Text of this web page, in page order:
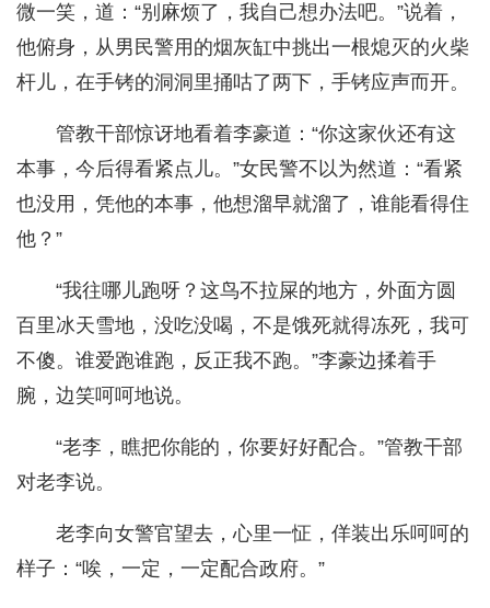
微一笑，道：“别麻烦了，我自己想办法吧。”说着，
他俯身，从男民警用的烟灰缸中挑出一根熄灭的火柴
杆儿，在手铐的洞洞里捅咕了两下，手铐应声而开。
管教干部惊讶地看着李豪道：“你这家伙还有这
本事，今后得看紧点儿。”女民警不以为然道：“看紧
也没用，凭他的本事，他想溜早就溜了，谁能看得住
他？”
“我往哪儿跑呀？这鸟不拉屎的地方，外面方圆
百里冰天雪地，没吃没喝，不是饿死就得冻死，我可
不傻。谁爱跑谁跑，反正我不跑。”李豪边揉着手
腕，边笑呵呵地说。
“老李，瞧把你能的，你要好好配合。”管教干部
对老李说。
老李向女警官望去，心里一怔，佯装出乐呵呵的
样子：“唉，一定，一定配合政府。”